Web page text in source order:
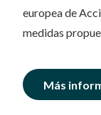
europea de
medidas
Más